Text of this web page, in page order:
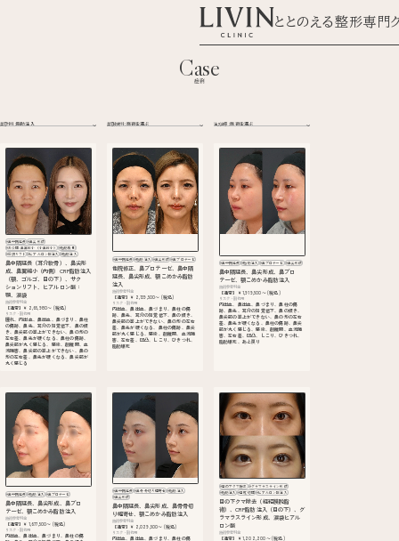
ととのえる整形専門
Case
症例
美容外科： 美容皮膚科： 注入治療：
#鼻中隔延長 #鼻尖形成
#非公開: 鼻翼縮小（小鼻縮小） #脂肪吸引
#前額リフト #ヒアルロン酸注入 #脂肪注入
鼻中隔延長（耳介軟骨）、鼻尖形
成、鼻翼縮小（内側）CRF脂肪注入
（額、ゴルゴ、目の下）、サク
ションリフト、ヒアルロン酸：
顎、涙袋
施術参考料金
【通常】￥2,65,980〜 (税込)
リスク・副作用
腫れ、内出血、鼻出血、鼻づまり、鼻柱
の傷跡、鼻先、耳介の知覚低下、鼻の傾
き、鼻尖部の挙上ができない、鼻の形の
左右差、鼻先が硬くなる、鼻柱の傷跡、
鼻尖部が丸く感じる、感染、創離開、血
流障害、鼻尖部の挙上ができない、鼻の
形の左右差、鼻先が硬くなる、鼻尖部が
丸く感じる
#鼻中隔延長 #脂肪注入 #鼻尖形成 #鼻プロテーゼ
他院修正、鼻プロテーゼ、鼻中隔
延長、鼻尖形成、額こめかみ脂肪
注入
施術参考料金
【通常】￥2,139,500〜 (税込)
リスク・副作用
内出血、鼻出血、鼻づまり、鼻柱の傷
跡、鼻先、耳介の知覚低下、鼻の傾き、
鼻尖部の挙上ができない、鼻の形の左右
差、鼻先が硬くなる、鼻柱の傷跡、鼻尖
部が丸く感じる、感染、創離開、血流障
害、左右差、凹凸、しこり、ひきつれ、
脂肪壊死
#鼻中隔延長 #脂肪注入 #鼻プロテーゼ #鼻尖形成
鼻中隔延長、鼻尖形成、鼻プロ
テーゼ、額こめかみ脂肪注入
施術参考料金
【通常】￥1,919,500〜(税込)
リスク・副作用
内出血、鼻出血、鼻づまり、鼻柱の傷
跡、鼻先、耳介の知覚低下、鼻の傾き、
鼻尖部の挙上ができない、鼻の形の左右
差、鼻先が硬くなる、鼻柱の傷跡、鼻尖
部が丸く感じる、感染、創離開、血流障
害、左右差、凹凸、しこり、ひきつれ、
脂肪壊死、あと戻り
#鼻中隔延長 #脂肪注入 #鼻プロテーゼ
鼻中隔延長、鼻尖形成、鼻プロ
テーゼ、額こめかみ脂肪注入
施術参考料金
【通常】￥1,677,500〜 (税込)
リスク・副作用
内出血、鼻出血、鼻づまり、鼻柱の傷
#鼻中隔延長 #鼻骨骨切り幅寄せ #脂肪注入
#鼻尖形成
鼻中隔延長、鼻尖形成、鼻骨骨切
り幅寄せ、額こめかみ脂肪注入
施術参考料金
【通常】￥2,029,500〜 (税込)
リスク・副作用
内出血、鼻出血、鼻づまり、鼻柱の傷
#目の下クマ除去 #グラマラスライン形成
#脂肪注入 #目尻切開 #ヒアルロン酸注入
目の下クマ除去（経結膜脱脂
術）、CRF脂肪注入（目の下）、グ
ラマラスライン形成、涙袋ヒアル
ロン酸
施術参考料金
【通常】￥1,202,200〜(税込)